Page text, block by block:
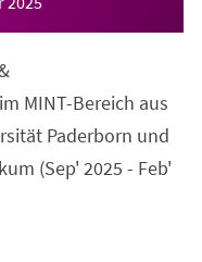
MINT-Bereich aus
Paderborn und
(Sep' 2025 - Feb'